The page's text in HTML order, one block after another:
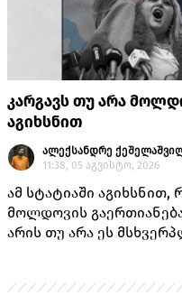
კარგავს თუ არა
აგიხსნით
ალექსანდრე
11:38, 05 აგვისტო, 2026
ამ სტატიაში
მოლდოვის
არის თუ არა ეს